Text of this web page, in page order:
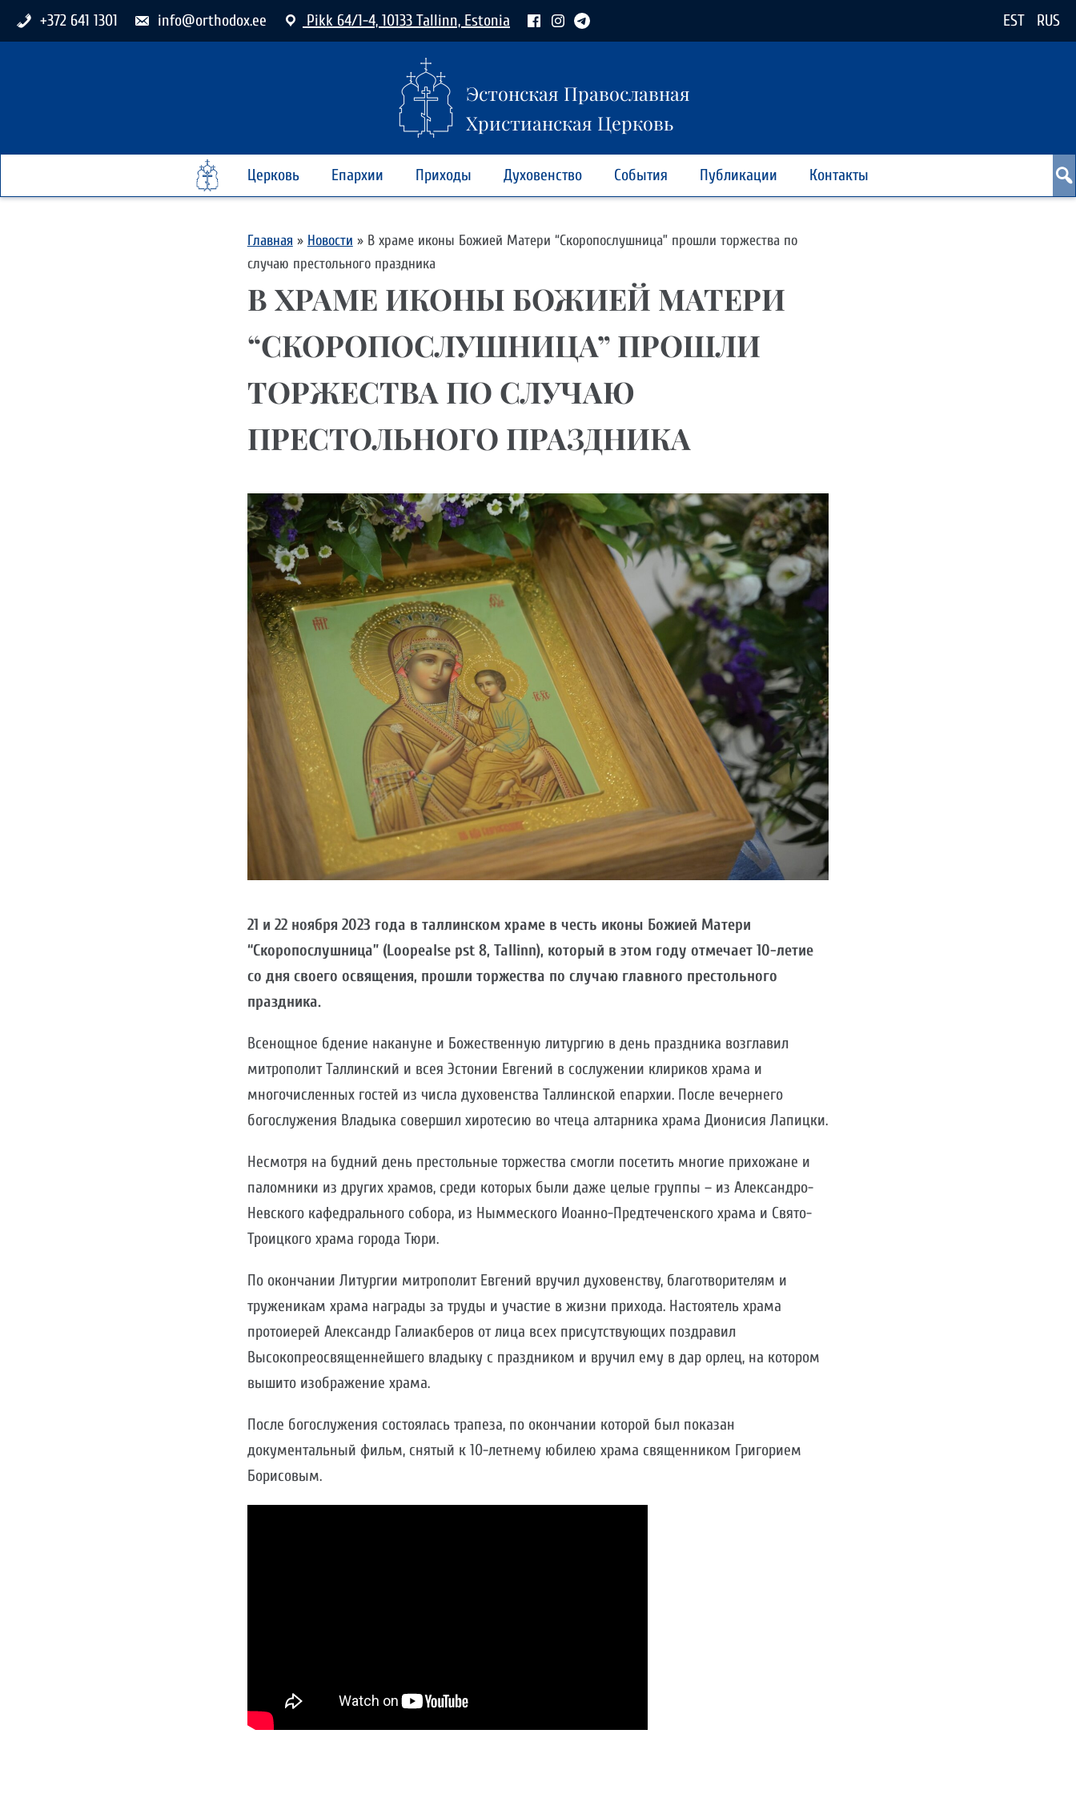
+372 641 1301 info@orthodox.ee Pikk 64/1-4, 10133 Tallinn, Estonia EST RUS
Эстонская Православная
Христианская Церковь
Церковь Епархии Приходы Духовенство События Публикации Контакты
Главная » Новости » В храме иконы Божией Матери “Скоропослушница” прошли торжества по
случаю престольного праздника
В ХРАМЕ ИКОНЫ БОЖИЕЙ МАТЕРИ
“СКОРОПОСЛУШНИЦА” ПРОШЛИ
ТОРЖЕСТВА ПО СЛУЧАЮ
ПРЕСТОЛЬНОГО ПРАЗДНИКА
21 и 22 ноября 2023 года в таллинском храме в честь иконы Божией Матери
“Скоропослушница” (Loopealse pst 8, Tallinn), который в этом году отмечает 10-летие
со дня своего освящения, прошли торжества по случаю главного престольного
праздника.
Всенощное бдение накануне и Божественную литургию в день праздника возглавил
митрополит Таллинский и всея Эстонии Евгений в сослужении клириков храма и
многочисленных гостей из числа духовенства Таллинской епархии. После вечернего
богослужения Владыка совершил хиротесию во чтеца алтарника храма Дионисия Лапицки.
Несмотря на будний день престольные торжества смогли посетить многие прихожане и
паломники из других храмов, среди которых были даже целые группы – из Александро-
Невского кафедрального собора, из Ныммеского Иоанно-Предтеченского храма и Свято-
Троицкого храма города Тюри.
По окончании Литургии митрополит Евгений вручил духовенству, благотворителям и
труженикам храма награды за труды и участие в жизни прихода. Настоятель храма
протоиерей Александр Галиакберов от лица всех присутствующих поздравил
Высокопреосвященнейшего владыку с праздником и вручил ему в дар орлец, на котором
вышито изображение храма.
После богослужения состоялась трапеза, по окончании которой был показан
документальный фильм, снятый к 10-летнему юбилею храма священником Григорием
Борисовым.